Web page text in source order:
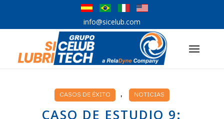
info@sicelub.com
CASOS DE ÉXITO , NOTICIAS
CASO DE ESTUDIO 9: